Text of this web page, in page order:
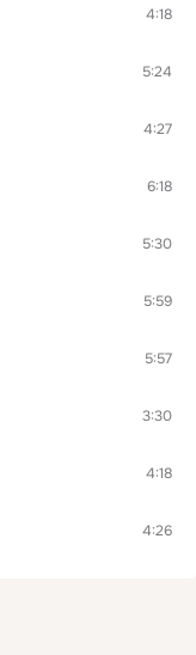
4:18
5:24
4:27
6:18
5:30
5:59
5:57
3:30
4:18
4:26